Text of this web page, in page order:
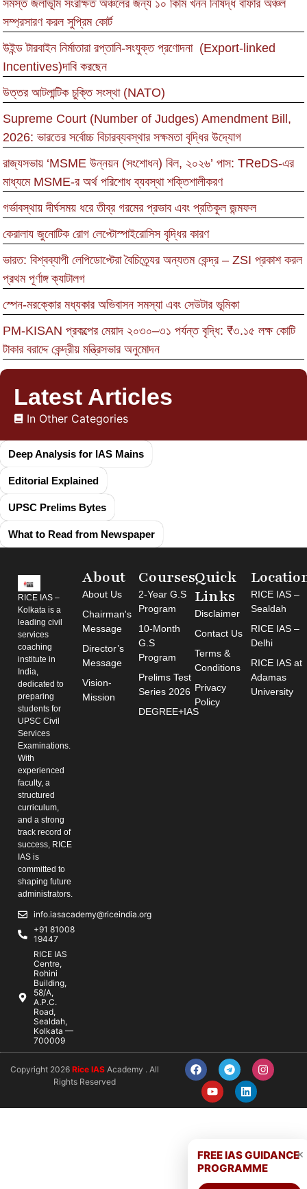
সমস্ত জলাভূমি সংরক্ষিত অঞ্চলের জন্য ১০ কিমি খনন নিষিদ্ধ বাফার অঞ্চল
সম্প্রসারণ করল সুপ্রিম কোর্ট
উইন্ড টারবাইন নির্মাতারা রপ্তানি-সংযুক্ত প্রণোদনা (Export-linked
Incentives)দাবি করছেন
উত্তর আটলান্টিক চুক্তি সংস্থা (NATO)
Supreme Court (Number of Judges) Amendment Bill,
2026: ভারতের সর্বোচ্চ বিচারব্যবস্থার সক্ষমতা বৃদ্ধির উদ্যোগ
রাজ্যসভায় ‘MSME উন্নয়ন (সংশোধন) বিল, ২০২৬’ পাস: TReDS-এর
মাধ্যমে MSME-র অর্থ পরিশোধ ব্যবস্থা শক্তিশালীকরণ
গর্ভাবস্থায় দীর্ঘসময় ধরে তীব্র গরমের প্রভাব এবং প্রতিকূল জন্মফল
কেরালায জুনোটিক রোগ লেপ্টোস্পাইরোসিস বৃদ্ধির কারণ
ভারত: বিশ্বব্যাপী লেপিডোপ্টেরা বৈচিত্র্যের অন্যতম কেন্দ্র – ZSI প্রকাশ করল
প্রথম পূর্ণাঙ্গ ক্যাটালগ
স্পেন-মরক্কোর মধ্যকার অভিবাসন সমস্যা এবং সেউটার ভূমিকা
PM-KISAN প্রকল্পের মেয়াদ ২০৩০–৩১ পর্যন্ত বৃদ্ধি: ₹৩.১৫ লক্ষ কোটি
টাকার বরাদ্দে কেন্দ্রীয় মন্ত্রিসভার অনুমোদন
Latest Articles
In Other Categories
Deep Analysis for IAS Mains
Editorial Explained
UPSC Prelims Bytes
What to Read from Newspaper
RICE IAS –
Kolkata is a
leading civil
services
coaching
institute in
India,
dedicated to
preparing
students for
UPSC Civil
Services
Examinations.
With
experienced
faculty, a
structured
curriculum,
and a strong
track record of
success, RICE
IAS is
committed to
shaping future
administrators.
info.iasacademy@riceindia.org
+91 81008
19447
RICE IAS
Centre,
Rohini
Building,
58/A,
A.P.C.
Road,
Sealdah,
Kolkata —
700009
About
About Us
Chairman's
Message
Director’s
Message
Vision-
Mission
Courses
2-Year G.S
Program
10-Month
G.S
Program
Prelims Test
Series 2026
DEGREE+IAS
Quick
Links
Disclaimer
Contact Us
Terms &
Conditions
Privacy
Policy
RICE IAS –
Sealdah
RICE IAS –
Delhi
RICE IAS at
Adamas
University
Copyright 2026Rice IAS Academy . All
Rights Reserved
×
FREE IAS GUIDANCE
PROGRAMME